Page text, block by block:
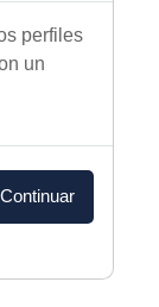
perfiles
un
Continuar